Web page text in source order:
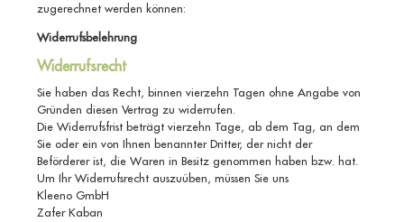
zugerechnet werden können:
Widerrufsbelehrung
Widerrufsrecht
Sie haben das Recht, binnen vierzehn Tagen ohne Angabe von
Gründen diesen Vertrag zu widerrufen.
Die Widerrufsfrist beträgt vierzehn Tage, ab dem Tag, an dem
Sie oder ein von Ihnen benannter Dritter, der nicht der
Beförderer ist, die Waren in Besitz genommen haben bzw. hat.
Um Ihr Widerrufsrecht auszuüben, müssen Sie uns
Kleeno GmbH
Zafer Kaban